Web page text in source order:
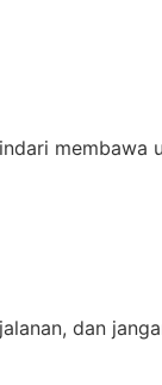
membawa
dan